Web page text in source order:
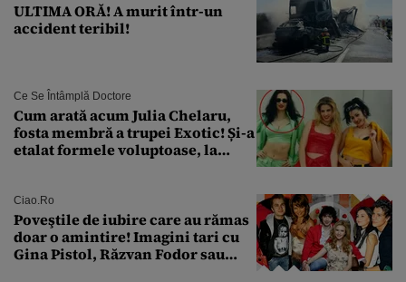
ULTIMA ORĂ! A murit într-un
accident teribil!
Ce Se Întâmplă Doctore
Cum arată acum Julia Chelaru,
fosta membră a trupei Exotic! Și-a
etalat formele voluptoase, la
Ciao.ro
Poveştile de iubire care au rămas
doar o amintire! Imagini tari cu
Gina Pistol, Răzvan Fodor sau